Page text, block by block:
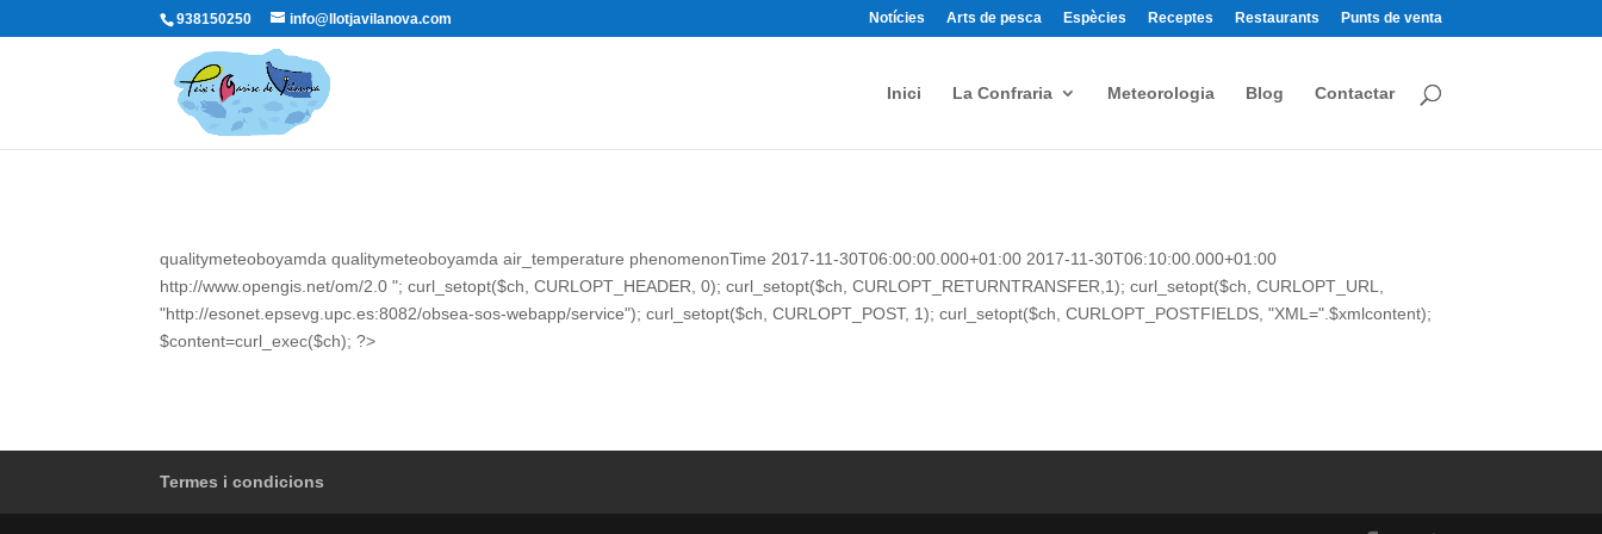
938150250 info@llotjavilanova.com Notícies Arts de pesca Espècies Receptes Restaurants Punts de venta
Inici La Confraria Meteorologia Blog Contactar
qualitymeteoboyamda qualitymeteoboyamda air_temperature phenomenonTime 2017-11-30T06:00:00.000+01:00 2017-11-30T06:10:00.000+01:00
http://www.opengis.net/om/2.0 "; curl_setopt($ch, CURLOPT_HEADER, 0); curl_setopt($ch, CURLOPT_RETURNTRANSFER,1); curl_setopt($ch, CURLOPT_URL,
"http://esonet.epsevg.upc.es:8082/obsea-sos-webapp/service"); curl_setopt($ch, CURLOPT_POST, 1); curl_setopt($ch, CURLOPT_POSTFIELDS, "XML=".$xmlcontent);
$content=curl_exec($ch); ?>
Termes i condicions